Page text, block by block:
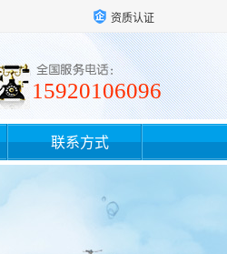
资质认证
15920106096
联系方式